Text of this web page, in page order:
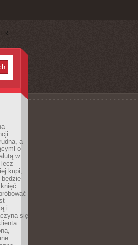
a
o
w
lecz
kupi,
będzie
i
się